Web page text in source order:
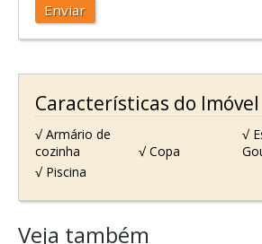
Enviar
Características do Imóvel
√ Armário de
cozinha
√ Copa
√
√ Piscina
Veja também